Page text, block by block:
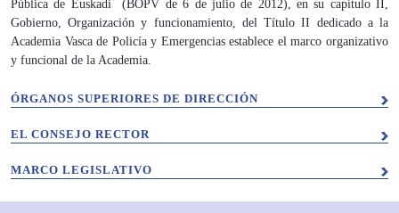
Pública de Euskadi (BOPV de 6 de julio de 2012), en su capítulo II,
Gobierno, Organización y funcionamiento, del Título II dedicado a la
Academia Vasca de Policía y Emergencias establece el marco organizativo
y funcional de la Academia.
ÓRGANOS SUPERIORES DE DIRECCIÓN
EL CONSEJO RECTOR
MARCO LEGISLATIVO